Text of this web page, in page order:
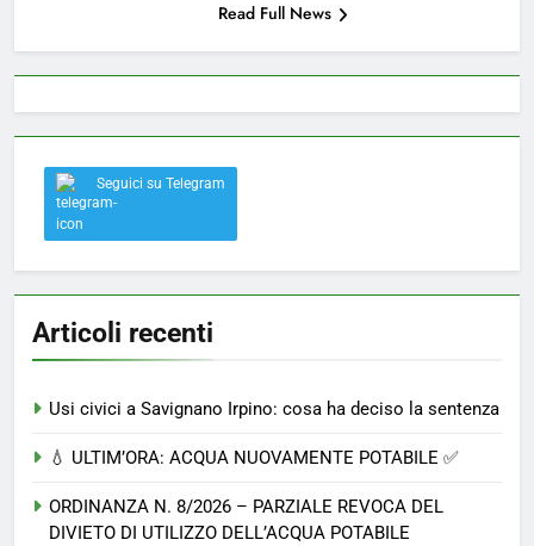
🌤️ Nuova Webcam Live per il
Meteo a Savignano Irpino!
2 Anni Ago
Read Full News
Seguici su Telegram
Articoli recenti
Usi civici a Savignano Irpino: cosa ha deciso la sentenza
💧 ULTIM’ORA: ACQUA NUOVAMENTE POTABILE ✅
ORDINANZA N. 8/2026 – PARZIALE REVOCA DEL
DIVIETO DI UTILIZZO DELL’ACQUA POTABILE